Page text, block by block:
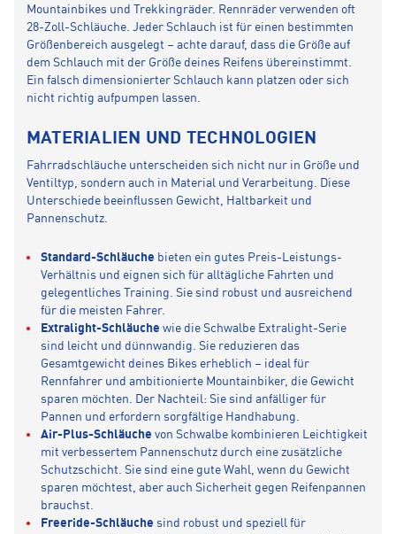
Mountainbikes und Trekkingräder. Rennräder verwenden oft
28-Zoll-Schläuche. Jeder Schlauch ist für einen bestimmten
Größenbereich ausgelegt – achte darauf, dass die Größe auf
dem Schlauch mit der Größe deines Reifens übereinstimmt.
Ein falsch dimensionierter Schlauch kann platzen oder sich
nicht richtig aufpumpen lassen.
MATERIALIEN UND TECHNOLOGIEN
Fahrradschläuche unterscheiden sich nicht nur in Größe und
Ventiltyp, sondern auch in Material und Verarbeitung. Diese
Unterschiede beeinflussen Gewicht, Haltbarkeit und
Pannenschutz.
Standard-Schläuche bieten ein gutes Preis-Leistungs-
Verhältnis und eignen sich für alltägliche Fahrten und
gelegentliches Training. Sie sind robust und ausreichend
für die meisten Fahrer.
Extralight-Schläuche wie die Schwalbe Extralight-Serie
sind leicht und dünnwandig. Sie reduzieren das
Gesamtgewicht deines Bikes erheblich – ideal für
Rennfahrer und ambitionierte Mountainbiker, die Gewicht
sparen möchten. Der Nachteil: Sie sind anfälliger für
Pannen und erfordern sorgfältige Handhabung.
Air-Plus-Schläuche von Schwalbe kombinieren Leichtigkeit
mit verbessertem Pannenschutz durch eine zusätzliche
Schutzschicht. Sie sind eine gute Wahl, wenn du Gewicht
sparen möchtest, aber auch Sicherheit gegen Reifenpannen
brauchst.
Freeride-Schläuche sind robust und speziell für